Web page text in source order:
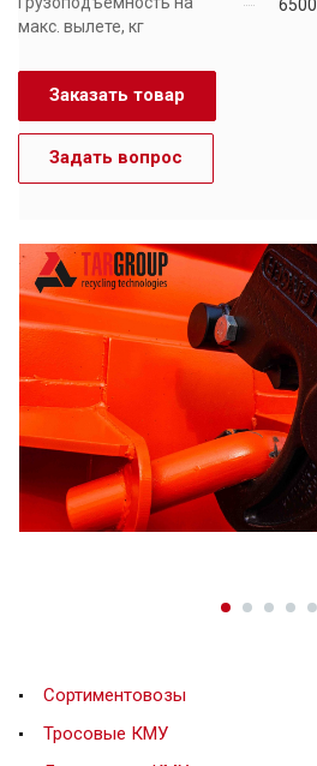
макс. вылете, кг
6500
Заказать товар
Задать вопрос
Сортиментовозы
Тросовые КМУ